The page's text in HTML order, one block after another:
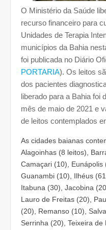
O Ministério da Saúde
recurso financeiro para
Unidades de Terapia
municípios da Bahia
foi publicada no Diário
PORTARIA). Os leitos
dos pacientes
liberado para a Bahia foi
mês de maio de 2021 e
de leitos contemplados
As cidades baianas
Alagoinhas (8 leitos),
Camaçari (10), Eunápolis
Guanambi (10), Ilhéus
Itabuna (30), Jacobina
Lauro de Freitas (20),
(20), Remanso (10),
Serrinha (20), Teixeira de